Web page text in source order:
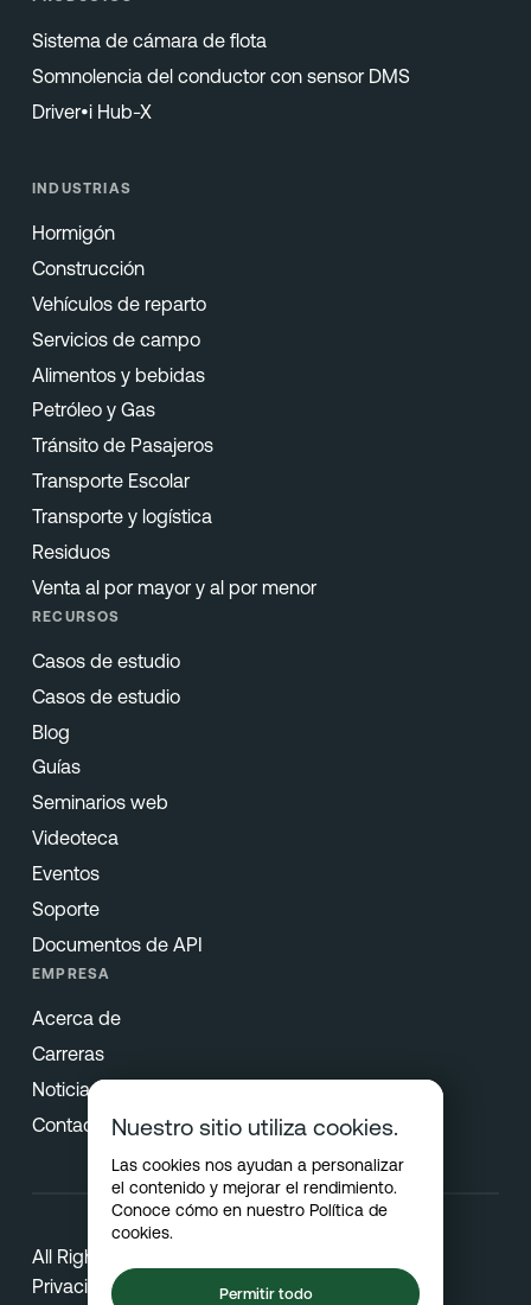
Sistema de cámara de flota
Somnolencia del conductor con sensor DMS
Driver•i Hub-X
INDUSTRIAS
Hormigón
Construcción
Vehículos de reparto
Servicios de campo
Alimentos y bebidas
Petróleo y Gas
Tránsito de Pasajeros
Transporte Escolar
Transporte y logística
Residuos
Venta al por mayor y al por menor
RECURSOS
Casos de estudio
Casos de estudio
Blog
Guías
Seminarios web
Videoteca
Eventos
Soporte
Documentos de API
EMPRESA
Acerca de
Carreras
Noticias y Prensa
Contacto
All Rights Reserved © 2026 Netradyne
Privacidad
Nuestro sitio utiliza cookies.
Las cookies nos ayudan a personalizar
el contenido y mejorar el rendimiento.
Conoce cómo en nuestro Política de
cookies.
Permitir todo